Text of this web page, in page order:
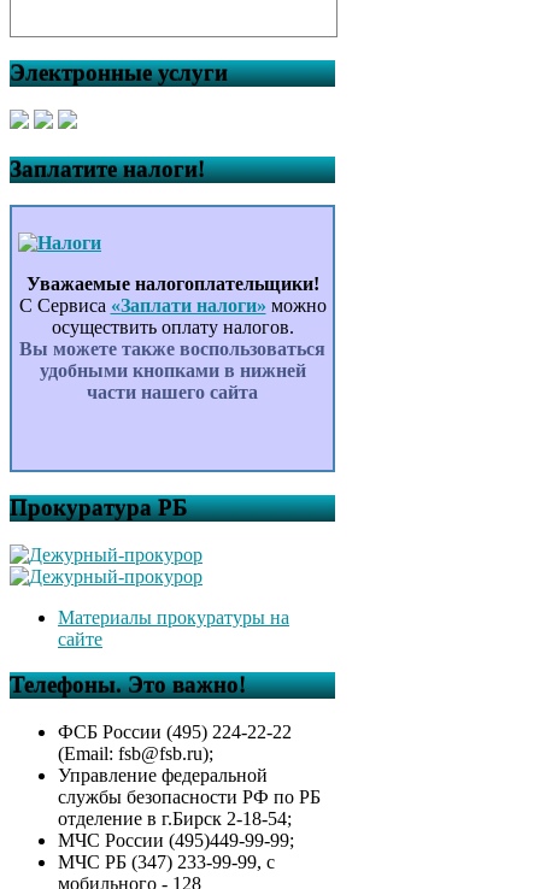
Электронные услуги
Заплатите налоги!
Уважаемые налогоплательщики!
С Сервиса «Заплати налоги» можно
осуществить оплату налогов.
Вы можете также воспользоваться
удобными кнопками в нижней
части нашего сайта
Прокуратура РБ
Материалы прокуратуры на
сайте
Телефоны. Это важно!
ФСБ России (495) 224-22-22
(Email: fsb@fsb.ru);
Управление федеральной
службы безопасности РФ по РБ
отделение в г.Бирск 2-18-54;
МЧС России (495)449-99-99;
МЧС РБ (347) 233-99-99, с
мобильного - 128